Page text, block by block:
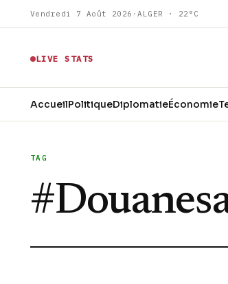
Vendredi 7 Août 2026 ·ALGER · 22°C
LIVE STATS
AccueilPolitiqueDiplomatieÉconomie
TAG
#